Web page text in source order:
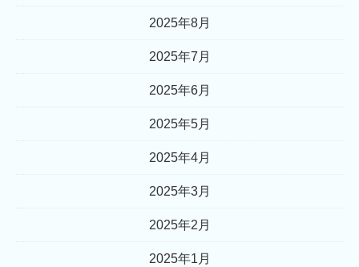
2025年8月
2025年7月
2025年6月
2025年5月
2025年4月
2025年3月
2025年2月
2025年1月